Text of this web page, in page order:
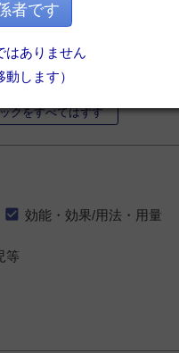
後発品（ジェネリック）
薬価未収載または未設定
クをすべてはずす
効能・効果/用法・用量
等
者です
はありません
動します）